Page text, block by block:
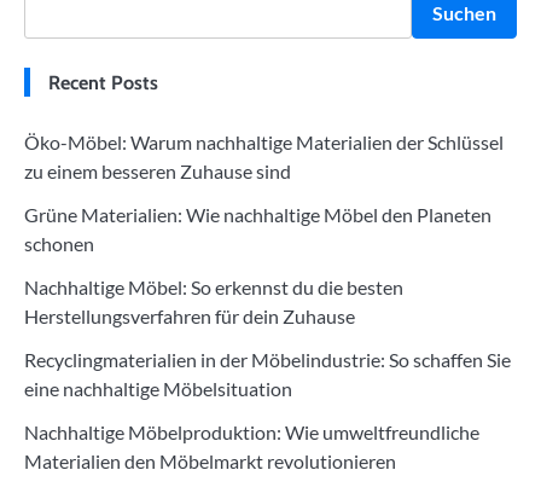
Suchen
Recent Posts
Öko-Möbel: Warum nachhaltige Materialien der Schlüssel
zu einem besseren Zuhause sind
Grüne Materialien: Wie nachhaltige Möbel den Planeten
schonen
Nachhaltige Möbel: So erkennst du die besten
Herstellungsverfahren für dein Zuhause
Recyclingmaterialien in der Möbelindustrie: So schaffen Sie
eine nachhaltige Möbelsituation
Nachhaltige Möbelproduktion: Wie umweltfreundliche
Materialien den Möbelmarkt revolutionieren